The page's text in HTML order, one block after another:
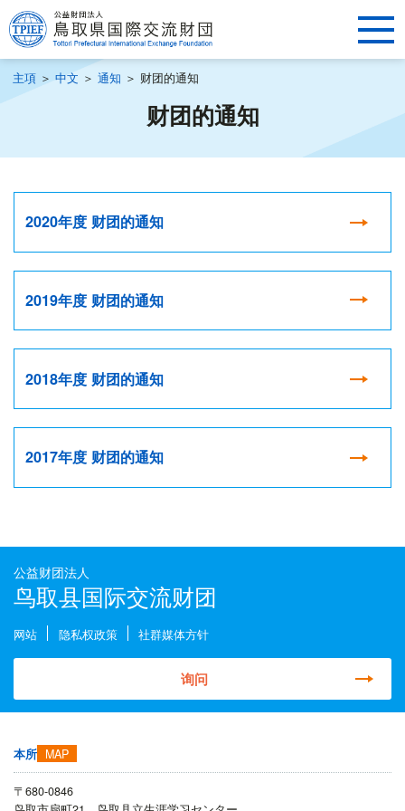
主項＞ 中文 ＞ 通知 ＞ 财团的通知
财团的通知
2020年度 财团的通知
2019年度 财团的通知
2018年度 财团的通知
2017年度 财团的通知
公益财团法人
鸟取县国际交流财团
网站 隐私权政策 社群媒体方针
询问
本所 MAP
〒680-0846